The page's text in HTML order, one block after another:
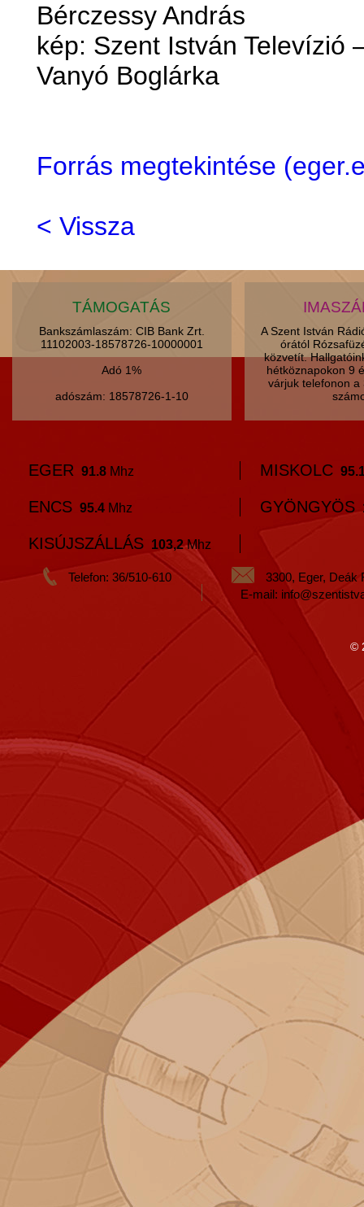
Bérczessy András
kép: Szent István Televízió
Vanyó Boglárka
Forrás megtekintése
< Vissza
TÁMOGATÁS
Bankszámlaszám: CIB Bank Zrt.
11102003-18578726-10000001
Adó 1%
adószám: 18578726-1-10
A Szent István
órától
közvetít.
hétköznapokon 9
várjuk telefonon
EGER 91.8 Mhz MISKOLC
ENCS 95.4 Mhz GYÖNGYÖS
KISÚJSZÁLLÁS 103,2Mhz
Telefon: 36/510-610
3300, Eger, Deák
E-mail:
©